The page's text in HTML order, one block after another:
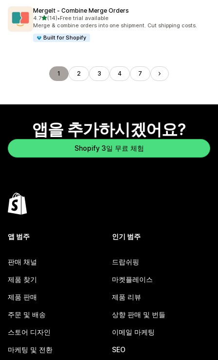
MergeIt ‑ Combine Merge Orders
4.7별 5개 중
(14)
총 리뷰 14개
•Free trial available
Merge & combine orders into one shipment. Cut shipping costs.
Built for Shopify
1 2 3 4 7
앱을 추가하시겠어요?
Shopify 3일 무료 체험
앱 범주
판매 채널
제품 찾기
제품 판매
주문 및 배송
스토어 디자인
마케팅 및 전환
인기 범주
드랍쉬핑
마켓플레이스
제품 리뷰
상향 판매 및 번들
이메일 마케팅
SEO